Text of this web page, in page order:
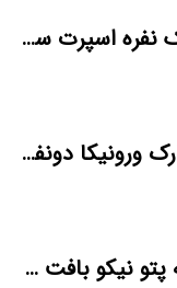
خرید انواع روتختی یک نفره اسپرت سه بعدی
خرید عمده روتختی مارک ورونیکا دونفره
فروش مستقیم کارخانه پتو نیکو بافت مدل الماس